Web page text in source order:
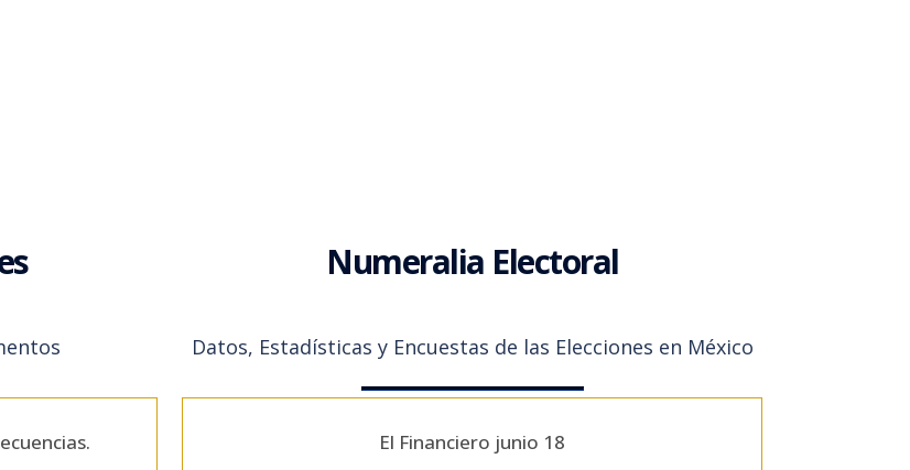
Numeralia Electoral
Datos, Estadísticas y Encuestas de las Elecciones en México
El Financiero junio 18